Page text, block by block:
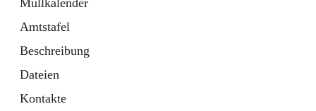
Müllkalender
Amtstafel
Beschreibung
Dateien
Kontakte